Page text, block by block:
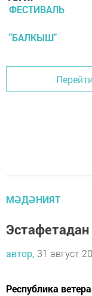
ФЕСТИВАЛЬ
"БАЛКЫШ"
МӘДӘНИЯТ
автор, 31 август
Республика